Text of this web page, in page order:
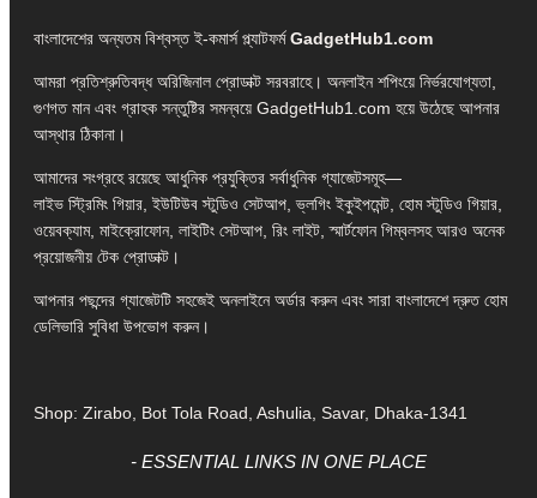
বাংলাদেশের অন্যতম বিশ্বস্ত ই-কমার্স প্ল্যাটফর্মGadgetHub1.com
আমরা প্রতিশ্রুতিবদ্ধ অরিজিনাল প্রোডাক্ট সরবরাহে। অনলাইন শপিংয়ে নির্ভরযোগ্যতা,
গুণগত মান এবং গ্রাহক সন্তুষ্টির সমন্বয়ে GadgetHub1.com হয়ে উঠেছে আপনার
আস্থার ঠিকানা।
আমাদের সংগ্রহে রয়েছে আধুনিক প্রযুক্তির সর্বাধুনিক গ্যাজেটসমূহ—
লাইভ স্ট্রিমিং গিয়ার, ইউটিউব স্টুডিও সেটআপ, ভ্লগিং ইকুইপমেন্ট, হোম স্টুডিও গিয়ার,
ওয়েবক্যাম, মাইক্রোফোন, লাইটিং সেটআপ, রিং লাইট, স্মার্টফোন গিম্বলসহ আরও অনেক
প্রয়োজনীয় টেক প্রোডাক্ট।
আপনার পছন্দের গ্যাজেটটি সহজেই অনলাইনে অর্ডার করুন এবং সারা বাংলাদেশে দ্রুত হোম
ডেলিভারি সুবিধা উপভোগ করুন।
Shop: Zirabo, Bot Tola Road, Ashulia, Savar, Dhaka-1341
- ESSENTIAL LINKS IN ONE PLACE